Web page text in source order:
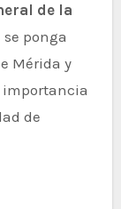
de la
ponga
Mérida y
importancia
de